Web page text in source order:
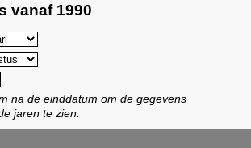
vanaf 1990
na de einddatum om de gegevens
jaren te zien.